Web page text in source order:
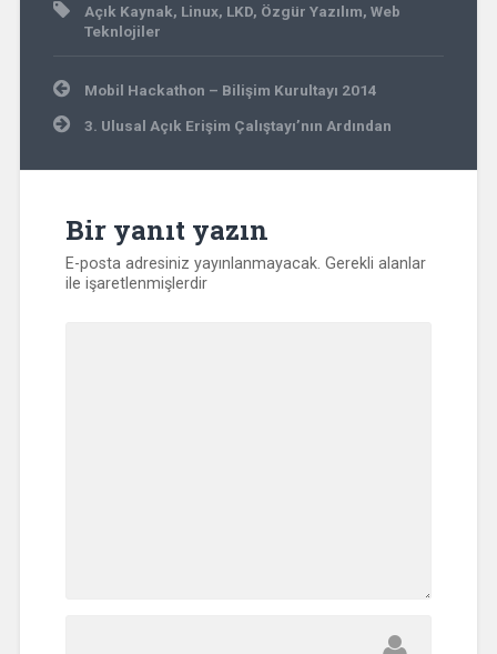
Açık Kaynak, Linux, LKD, Özgür Yazılım, Web
Teknlojiler
Yazı
gezinmesi
Mobil Hackathon – Bilişim Kurultayı 2014
3. Ulusal Açık Erişim Çalıştayı’nın Ardından
Bir yanıt yazın
E-posta adresiniz yayınlanmayacak. Gerekli alanlar
ile işaretlenmişlerdir